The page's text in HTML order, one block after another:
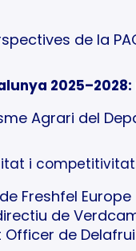
de la
2025–2028:
Agrari del
i
Freshfel Europe
de
de